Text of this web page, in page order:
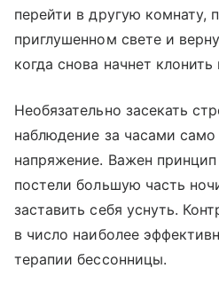
перейти в другую комнату,
приглушенном свете и
когда снова начнет клонить
Необязательно засекать
наблюдение за часами само
напряжение. Важен
постели большую часть
заставить себя уснуть.
в число наиболее
терапии бессонницы.